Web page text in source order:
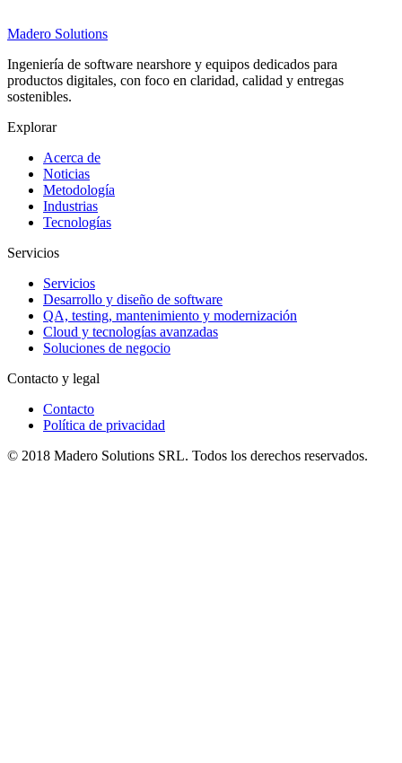
Madero Solutions
Ingeniería de software nearshore y equipos dedicados para
productos digitales, con foco en claridad, calidad y entregas
sostenibles.
Explorar
Acerca de
Noticias
Metodología
Industrias
Tecnologías
Servicios
Servicios
Desarrollo y diseño de software
QA, testing, mantenimiento y modernización
Cloud y tecnologías avanzadas
Soluciones de negocio
Contacto y legal
Contacto
Política de privacidad
© 2018 Madero Solutions SRL. Todos los derechos reservados.